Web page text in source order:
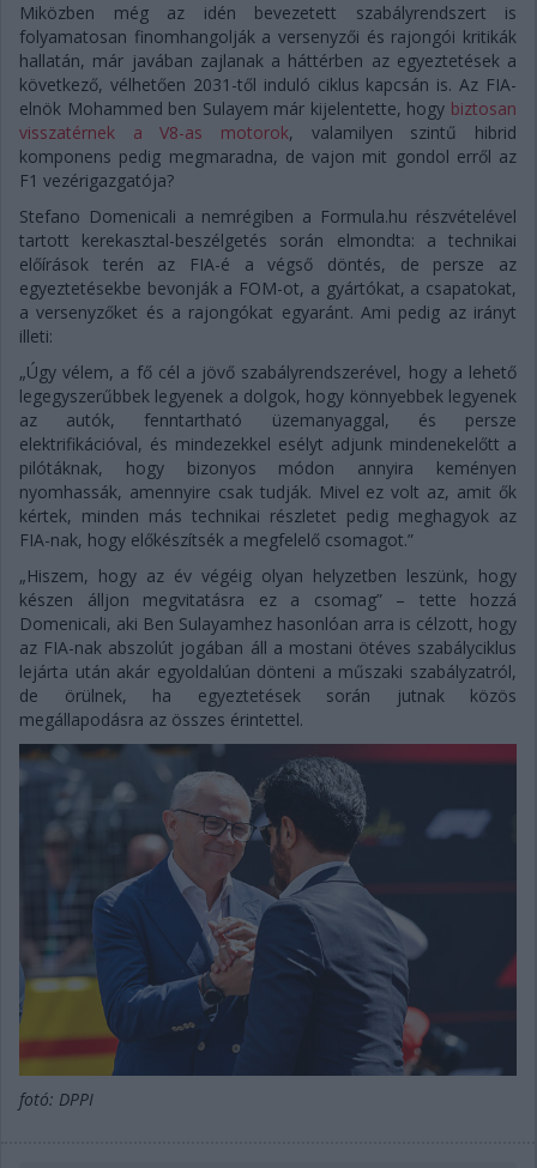
Miközben még az idén bevezetett szabályrendszert is
folyamatosan finomhangolják a versenyzői és rajongói kritikák
hallatán, már javában zajlanak a háttérben az egyeztetések a
következő, vélhetően 2031-től induló ciklus kapcsán is. Az FIA-
elnök Mohammed ben Sulayem már kijelentette, hogy biztosan
visszatérnek a V8-as motorok, valamilyen szintű hibrid
komponens pedig megmaradna, de vajon mit gondol erről az
F1 vezérigazgatója?
Stefano Domenicali a nemrégiben a Formula.hu részvételével
tartott kerekasztal-beszélgetés során elmondta: a technikai
előírások terén az FIA-é a végső döntés, de persze az
egyeztetésekbe bevonják a FOM-ot, a gyártókat, a csapatokat,
a versenyzőket és a rajongókat egyaránt. Ami pedig az irányt
illeti:
„Úgy vélem, a fő cél a jövő szabályrendszerével, hogy a lehető
legegyszerűbbek legyenek a dolgok, hogy könnyebbek legyenek
az autók, fenntartható üzemanyaggal, és persze
elektrifikációval, és mindezekkel esélyt adjunk mindenekelőtt a
pilótáknak, hogy bizonyos módon annyira keményen
nyomhassák, amennyire csak tudják. Mivel ez volt az, amit ők
kértek, minden más technikai részletet pedig meghagyok az
FIA-nak, hogy előkészítsék a megfelelő csomagot.”
„Hiszem, hogy az év végéig olyan helyzetben leszünk, hogy
készen álljon megvitatásra ez a csomag” – tette hozzá
Domenicali, aki Ben Sulayamhez hasonlóan arra is célzott, hogy
az FIA-nak abszolút jogában áll a mostani ötéves szabályciklus
lejárta után akár egyoldalúan dönteni a műszaki szabályzatról,
de örülnek, ha egyeztetések során jutnak közös
megállapodásra az összes érintettel.
fotó: DPPI